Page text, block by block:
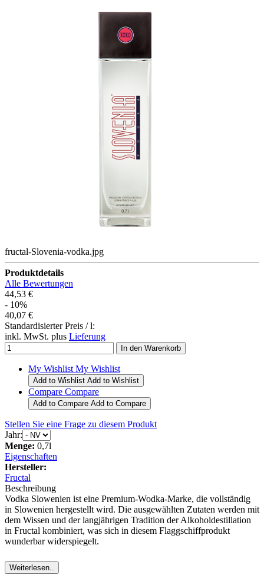
fructal-Slovenia-vodka.jpg
Produktdetails
Alle Bewertungen
44,53 €
- 10%
40,07 €
Standardisierter Preis / l:
inkl. MwSt. plus Lieferung
My Wishlist My Wishlist
Add to Wishlist Add to Wishlist
Compare Compare
Add to Compare Add to Compare
Stellen Sie eine Frage zu diesem Produkt
Jahr:
Menge: 0,7l
Eigenschaften
Hersteller:
Fructal
Beschreibung
Vodka Slowenien ist eine Premium-Wodka-Marke, die vollständig
in Slowenien hergestellt wird. Die ausgewählten Zutaten werden mit
dem Wissen und der langjährigen Tradition der Alkoholdestillation
in Fructal kombiniert, was sich in diesem Flaggschiffprodukt
wunderbar widerspiegelt.
Weiterlesen..